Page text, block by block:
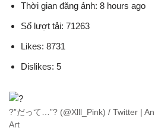
Thời gian đăng ảnh: 8 hours ago
Số lượt tải: 71263
Likes: 8731
Dislikes: 5
?”だって…”? (@Xlll_Pink) / Twitter |
Art